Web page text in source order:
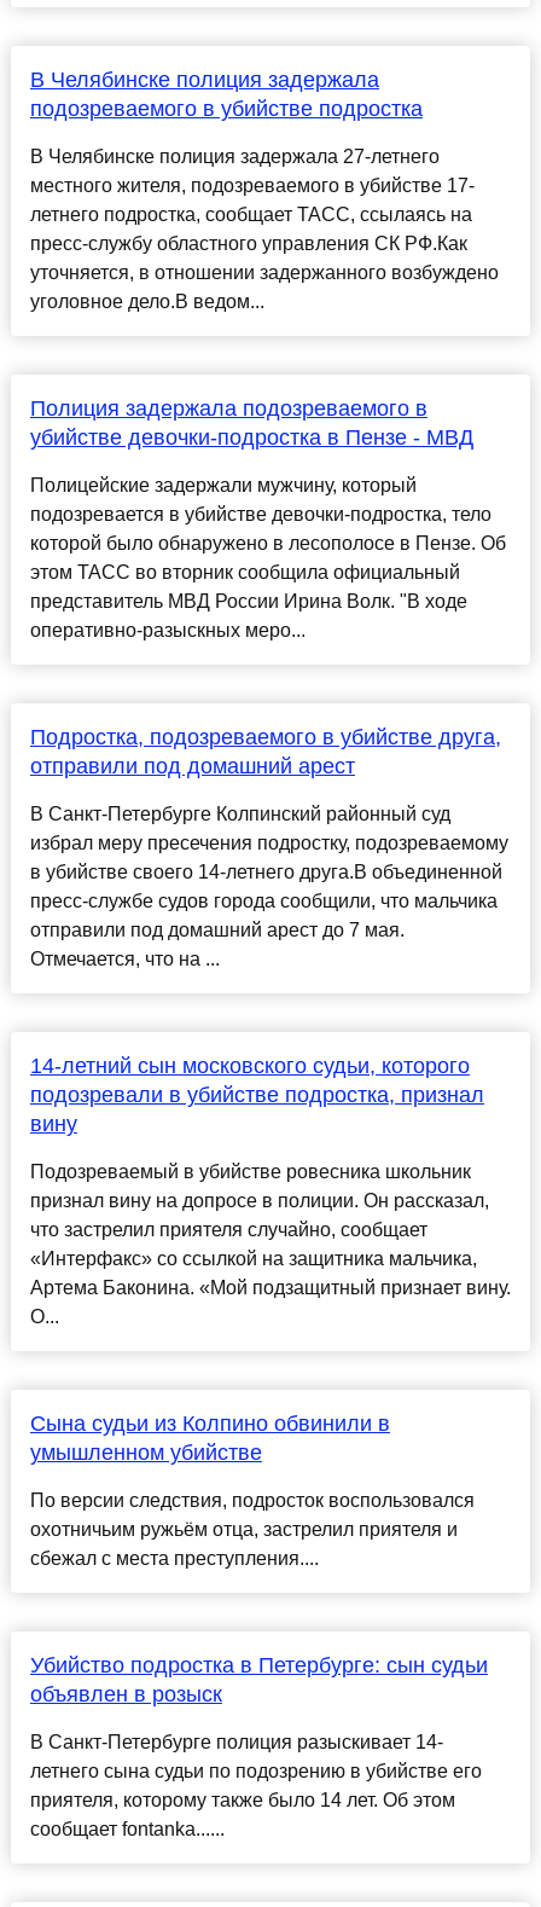
В Челябинске полиция задержала
подозреваемого в убийстве подростка
В Челябинске полиция задержала 27-летнего
местного жителя, подозреваемого в убийстве 17-
летнего подростка, сообщает ТАСС, ссылаясь на
пресс-службу областного управления СК РФ.Как
уточняется, в отношении задержанного возбуждено
уголовное дело.В ведом...
Полиция задержала подозреваемого в
убийстве девочки-подростка в Пензе - МВД
Полицейские задержали мужчину, который
подозревается в убийстве девочки-подростка, тело
которой было обнаружено в лесополосе в Пензе. Об
этом ТАСС во вторник сообщила официальный
представитель МВД России Ирина Волк. "В ходе
оперативно-разыскных меро...
Подростка, подозреваемого в убийстве друга,
отправили под домашний арест
В Санкт-Петербурге Колпинский районный суд
избрал меру пресечения подростку, подозреваемому
в убийстве своего 14-летнего друга.В объединенной
пресс-службе судов города сообщили, что мальчика
отправили под домашний арест до 7 мая.
Отмечается, что на ...
14-летний сын московского судьи, которого
подозревали в убийстве подростка, признал
вину
Подозреваемый в убийстве ровесника школьник
признал вину на допросе в полиции. Он рассказал,
что застрелил приятеля случайно, сообщает
«Интерфакс» со ссылкой на защитника мальчика,
Артема Баконина. «Мой подзащитный признает вину.
О...
Сына судьи из Колпино обвинили в
умышленном убийстве
По версии следствия, подросток воспользовался
охотничьим ружьём отца, застрелил приятеля и
сбежал с места преступления....
Убийство подростка в Петербурге: сын судьи
объявлен в розыск
В Санкт-Петербурге полиция разыскивает 14-
летнего сына судьи по подозрению в убийстве его
приятеля, которому также было 14 лет. Об этом
сообщает fontanka......